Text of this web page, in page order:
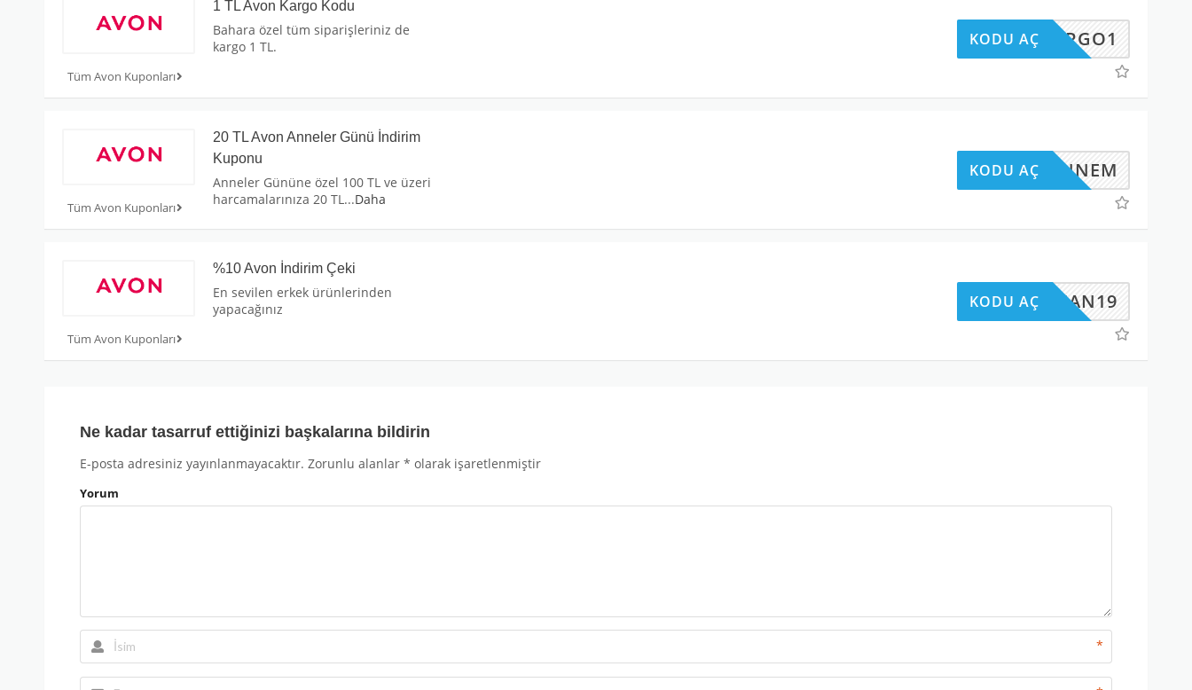
Tüm Avon Kuponları
1 TL Avon Kargo Kodu
Bahara özel tüm siparişleriniz de
kargo 1 TL.
KARGO1
KODU AÇ
Tüm Avon Kuponları
20 TL Avon Anneler Günü İndirim
Kuponu
Anneler Gününe özel 100 TL ve üzeri
harcamalarınıza 20 TL...Daha
ANNEM
KODU AÇ
Tüm Avon Kuponları
%10 Avon İndirim Çeki
En sevilen erkek ürünlerinden
yapacağınız
MAN19
KODU AÇ
Ne kadar tasarruf ettiğinizi başkalarına bildirin
E-posta adresiniz yayınlanmayacaktır. Zorunlu alanlar * olarak işaretlenmiştir
Yorum
*